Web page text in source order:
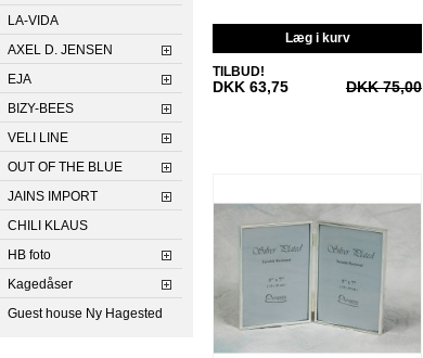
LA-VIDA
AXEL D. JENSEN
EJA
BIZY-BEES
VELI LINE
OUT OF THE BLUE
JAINS IMPORT
CHILI KLAUS
HB foto
Kagedåser
Guest house Ny Hagested
Læg i kurv
TILBUD!
DKK 63,75 DKK 75,00